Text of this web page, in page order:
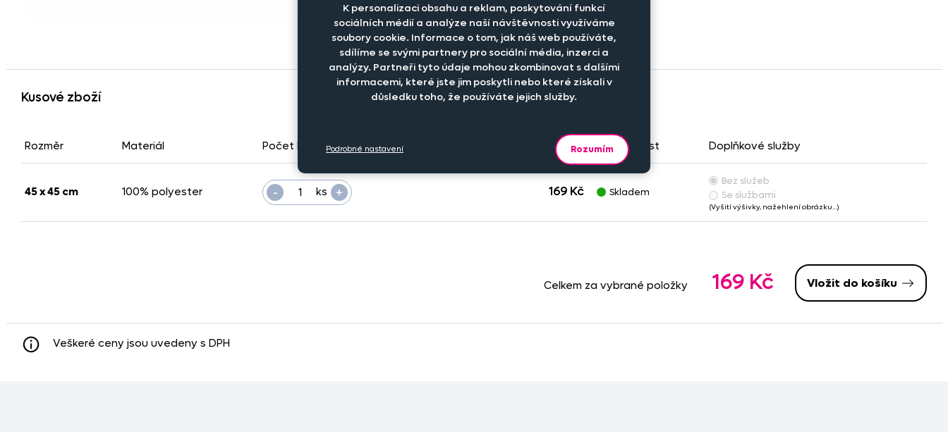
Kusové zboží
Rozměr Materiál Počet kusů Cena na eshopu Dostupnost Doplňkové služby
45 x 45 cm 100% polyester ks +
- 169 Kč Skladem
Bez služeb
Se službami
(Vyšití výšivky, nažehlení obrázku…)
Celkem za vybrané položky 169 Kč Vložit do košíku
Veškeré ceny jsou uvedeny s DPH
K personalizaci obsahu a reklam, poskytování funkcí
sociálních médií a analýze naší návštěvnosti využíváme
soubory cookie. Informace o tom, jak náš web používáte,
sdílíme se svými partnery pro sociální média, inzerci a
analýzy. Partneři tyto údaje mohou zkombinovat s dalšími
informacemi, které jste jim poskytli nebo které získali v
důsledku toho, že používáte jejich služby.
Rozumím
Podrobné nastavení